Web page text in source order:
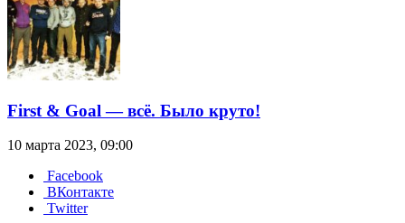
First & Goal — всё. Было круто!
10 марта 2023, 09:00
Facebook
ВКонтакте
Twitter